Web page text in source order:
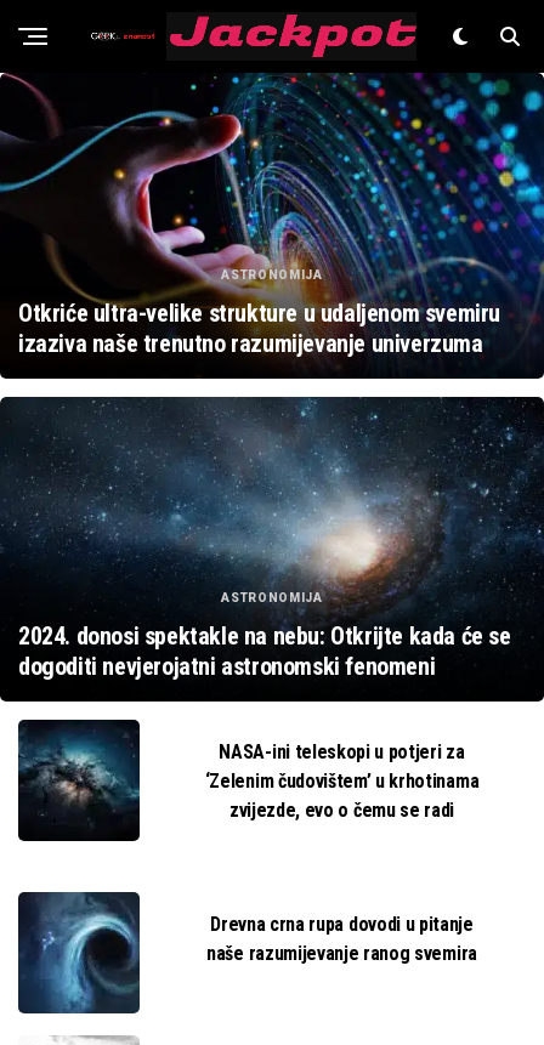
Znanost
ASTRONOMIJA
Otkriće ultra-velike strukture u udaljenom svemiru
izaziva naše trenutno razumijevanje univerzuma
ASTRONOMIJA
2024. donosi spektakle na nebu: Otkrijte kada će se
dogoditi nevjerojatni astronomski fenomeni
NASA-ini teleskopi u potjeri za
‘Zelenim čudovištem’ u krhotinama
zvijezde, evo o čemu se radi
Drevna crna rupa dovodi u pitanje
naše razumijevanje ranog svemira